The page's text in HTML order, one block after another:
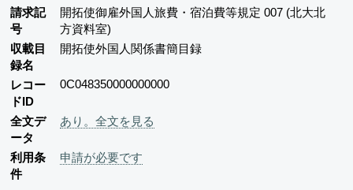
請求記
号
開拓使御雇外国人旅費・宿泊費等規定 007 (北大北
方資料室)
収載目
録名
開拓使外国人関係書簡目録
レコー
ドID
0C048350000000000
全文デ
ータ
あり。全文を見る
利用条
件
申請が必要です